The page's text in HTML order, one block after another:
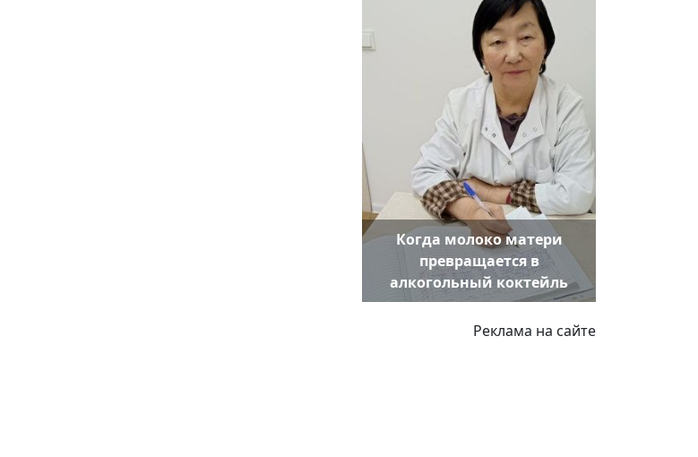
Когда молоко матери
превращается в
алкогольный коктейль
Реклама на сайте